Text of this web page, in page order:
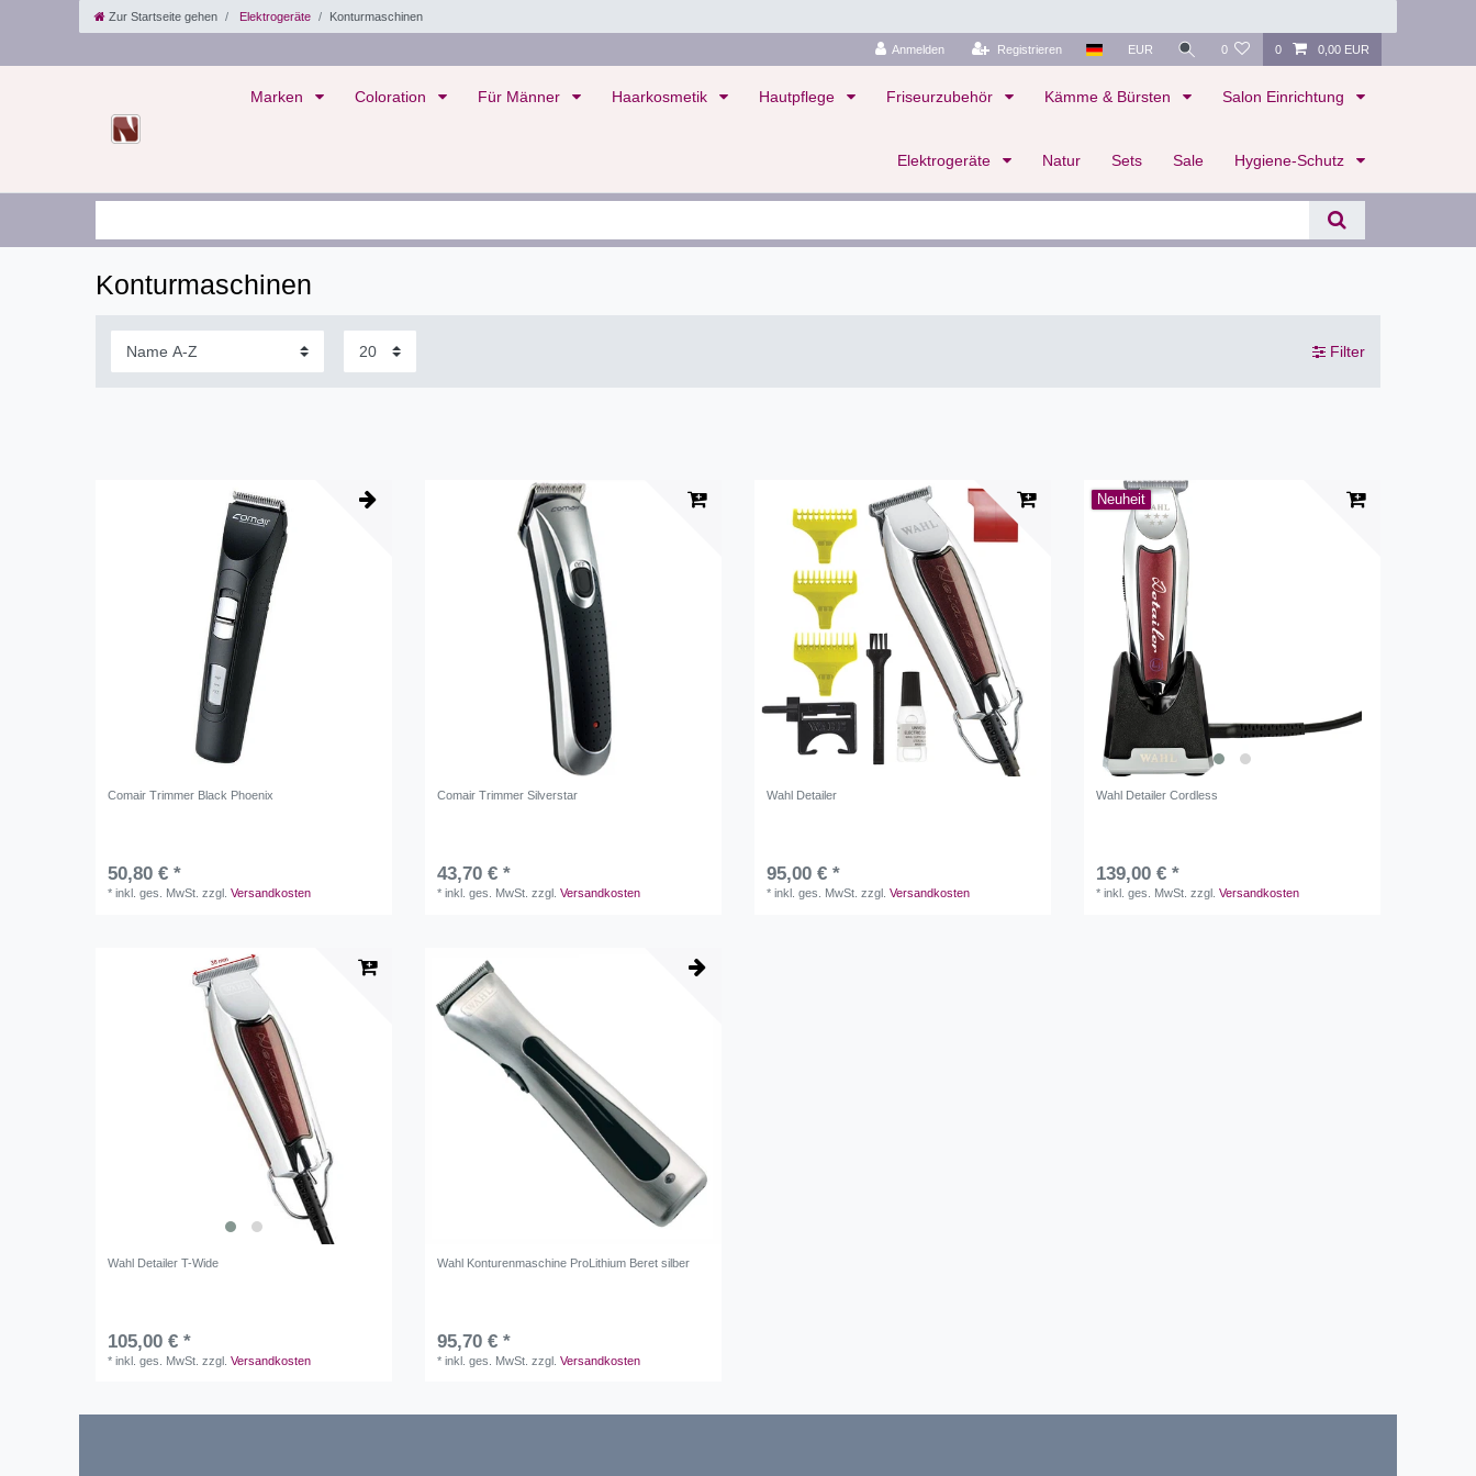
Zur Startseite gehen Elektrogeräte Konturmaschinen
Anmelden Registrieren EUR 0 0 0,00 EUR
Marken Coloration Für Männer Haarkosmetik Hautpflege Friseurzubehör Kämme & Bürsten Salon Einrichtung
Elektrogeräte Natur Sets Sale Hygiene-Schutz
Konturmaschinen
Filter
Comair Trimmer Black Phoenix
50,80 € *
*inkl. ges. MwSt. zzgl.Versandkosten
Comair Trimmer Silverstar
43,70 € *
*inkl. ges. MwSt. zzgl.Versandkosten
Wahl Detailer
95,00 € *
*inkl. ges. MwSt. zzgl.Versandkosten
Neuheit
Wahl Detailer Cordless
139,00 € *
*inkl. ges. MwSt. zzgl.Versandkosten
Wahl Detailer T-Wide
105,00 € *
*inkl. ges. MwSt. zzgl.Versandkosten
Wahl Konturenmaschine ProLithium Beret silber
95,70 € *
*inkl. ges. MwSt. zzgl.Versandkosten